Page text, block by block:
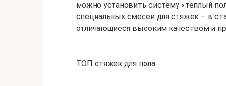
можно установить систему «теплый
специальных смесей для стяжек – в
отличающиеся высоким качеством и
ТОП стяжек для пола